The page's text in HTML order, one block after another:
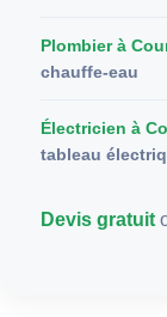
Plombier à
chauffe-eau
Électricien à
tableau
Devis gratuit